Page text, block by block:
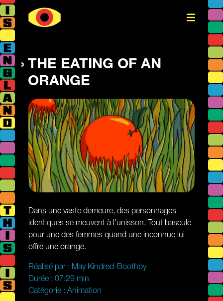
THE EATING OF AN
ORANGE
Dans une vaste demeure, des personnages
identiques se meuvent à l’unisson. Tout bascule
pour une des femmes quand une inconnue lui
offre une orange.
Réalisé par : May Kindred-Boothby
Durée : 07:29 min
Catégorie : Animation